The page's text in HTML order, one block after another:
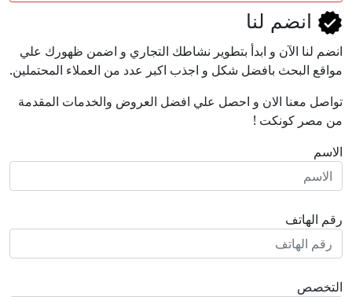
انضم لنا
انضم لنا اﻵن و ابدأ بتطوير نشاطك التجاري و اضمن ظهورك علي
مواقع البحث بافضل شكل و اجذب اكبر عدد من العملاء المحتملين.
تواصل معنا الان و احصل علي افضل العروض والخدمات المقدمة
من مصر كونكت !
الاسم
رقم الهاتف
التخصص